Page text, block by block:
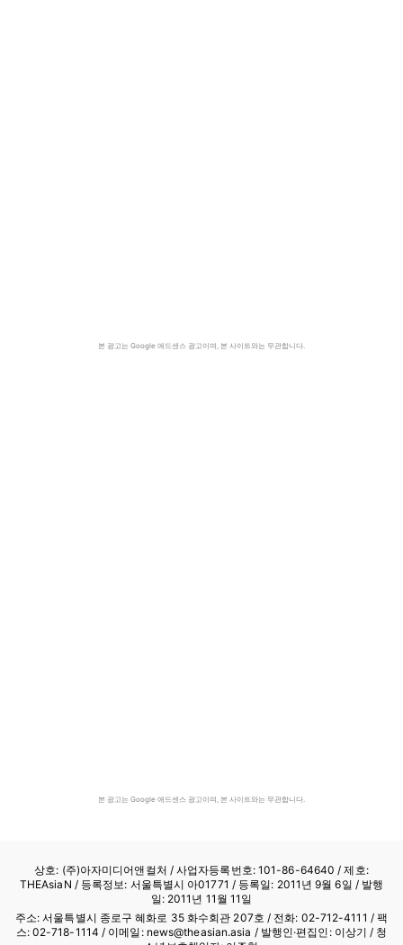
본 광고는 Google 애드센스 광고이며, 본 사이트와는 무관합니다.
본 광고는 Google 애드센스 광고이며, 본 사이트와는 무관합니다.
상호: (주)아자미디어앤컬처 /사업자등록번호: 101-86-64640 / 제호:
THEAsiaN / 등록정보: 서울특별시 아01771 / 등록일: 2011년 9월 6일 / 발행
일: 2011년 11월 11일
주소: 서울특별시 종로구 혜화로 35 화수회관 207호 / 전화: 02-712-4111 / 팩
스: 02-718-1114 / 이메일: news@theasian.asia / 발행인·편집인: 이상기 / 청